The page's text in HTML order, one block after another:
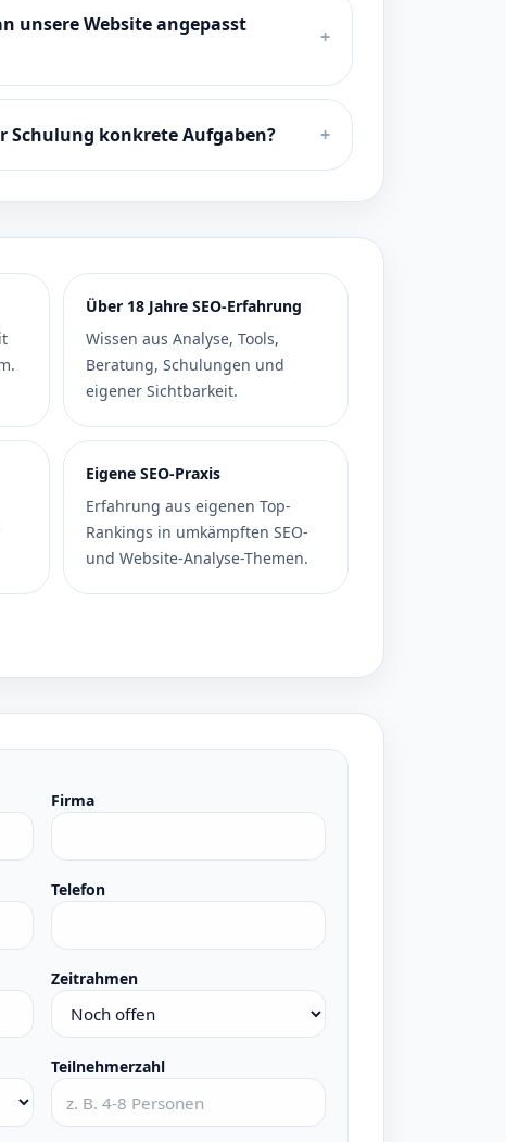
unsere Website angepasst
+
Schulung konkrete Aufgaben? +
Über 18 Jahre SEO-Erfahrung
Wissen aus Analyse, Tools,
Beratung, Schulungen und
eigener Sichtbarkeit.
Eigene SEO-Praxis
Erfahrung aus eigenen Top-
Rankings in umkämpften SEO-
und Website-Analyse-Themen.
Firma
Telefon
Zeitrahmen
Teilnehmerzahl